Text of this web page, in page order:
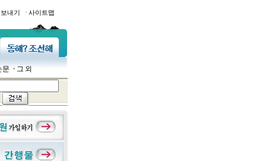
내기 · 사이트맵
문 그 외